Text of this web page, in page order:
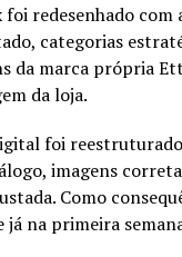
em parar.
foi redesenhado com
categorias
da marca própria
da loja.
foi
imagens
Como
já na primeira